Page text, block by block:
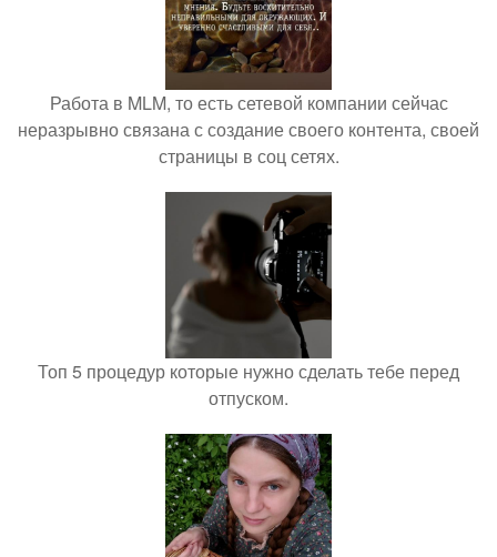
Работа в MLM, то есть сетевой компании сейчас
неразрывно связана с создание своего контента, своей
страницы в соц сетях.
Топ 5 процедур которые нужно сделать тебе перед
отпуском.